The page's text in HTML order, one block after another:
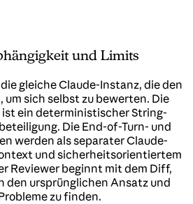
und Limits
gleiche Claude-Instanz, die den
um sich selbst zu bewerten. Die
ein deterministischer String-
Die End-of-Turn- und
werden als separater Claude-
und sicherheitsorientiertem
Reviewer beginnt mit dem Diff,
den ursprünglichen Ansatz und
zu finden.